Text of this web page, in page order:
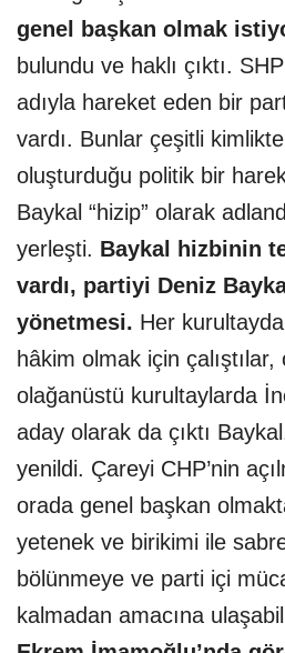
genel başkan olmak
bulundu ve haklı çıktı.
adıyla hareket eden bir
vardı. Bunlar çeşitli
oluşturduğu politik bir
Baykal “hizip” olarak
yerleşti. Baykal hizbinin
vardı, partiyi Deniz
yönetmesi. Her
hâkim olmak için çalıştılar,
olağanüstü kurultaylarda
aday olarak da çıktı
yenildi. Çareyi CHP’nin
orada genel başkan
yetenek ve birikimi ile
bölünmeye ve parti içi
kalmadan amacına